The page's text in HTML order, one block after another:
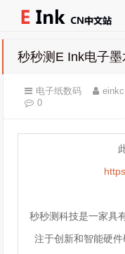
秒秒测E Ink电子
电子纸数码
0
秒秒测科技是一家具
注于创新和智能硬